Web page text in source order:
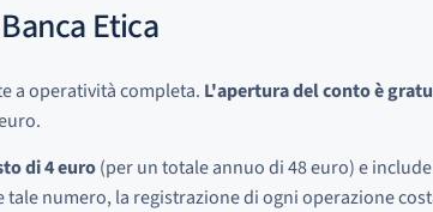
Etica
a operatività completa. L'apertura del conto è
di 4 euro(per un totale annuo di 48 euro) e
numero, la registrazione di ogni operazione